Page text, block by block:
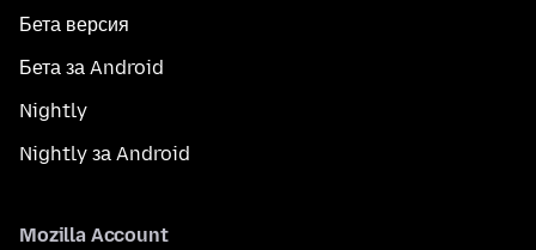
Бета версия
Бета за Android
Nightly
Nightly за Android
Mozilla Account